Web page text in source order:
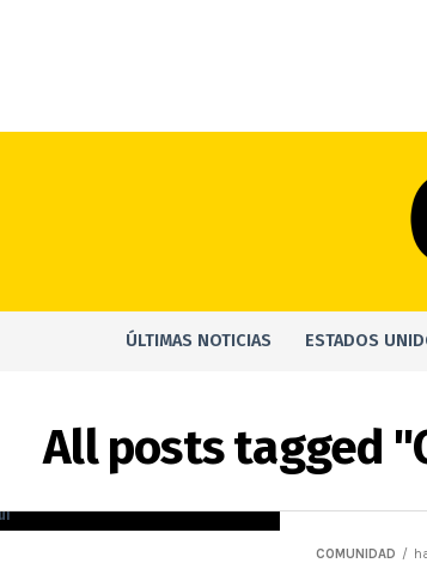
ÚLTIMAS NOTICIAS ESTADOS
All posts tagged
COMUNIDAD